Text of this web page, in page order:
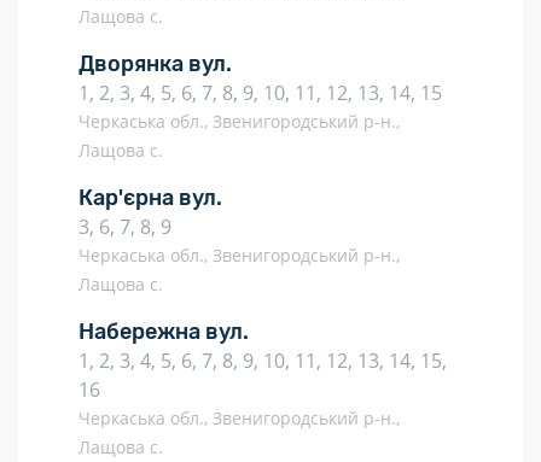
Лащова с.
Дворянка вул.
1, 2, 3, 4, 5, 6, 7, 8, 9, 10, 11, 12, 13, 14, 15
Черкаська обл., Звенигородський р-н.,
Лащова с.
Кар'єрна вул.
3, 6, 7, 8, 9
Черкаська обл., Звенигородський р-н.,
Лащова с.
Набережна вул.
1, 2, 3, 4, 5, 6, 7, 8, 9, 10, 11, 12, 13, 14, 15,
16
Черкаська обл., Звенигородський р-н.,
Лащова с.